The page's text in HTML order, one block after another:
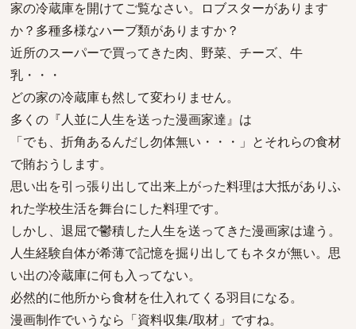
家の冷蔵庫を開けてご覧なさい。ロブスターがあります
か？多種多様なハーブ類がありますか？
近所のスーパーで買ってきた肉、野菜、チーズ、牛
乳・・・
どの家の冷蔵庫も然して変わりません。
多くの『人並に人生を送った漫画家達』は
「でも、折角あるんだし勿体無い・・・」とそれらの食材
で賄おうします。
思い出を引っ張り出して出来上がった料理は大抵がありふ
れた学校生活を舞台にした料理です。
しかし、退屈で鬱積した人生を送ってきた漫画家は違う。
人生経験自体が希薄で記憶を掘り出してもネタが無い。思
い出の冷蔵庫に何も入ってない。
必然的に他所から食材を仕入れてくる羽目になる。
漫画制作でいうなら「資料収集/取材」ですね。